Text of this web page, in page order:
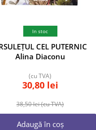
In stoc
CEL PUTERNIC
Alina Diaconu
38,50lei(cu TVA)
30,80 lei
(cu TVA)
Adaugă în coș